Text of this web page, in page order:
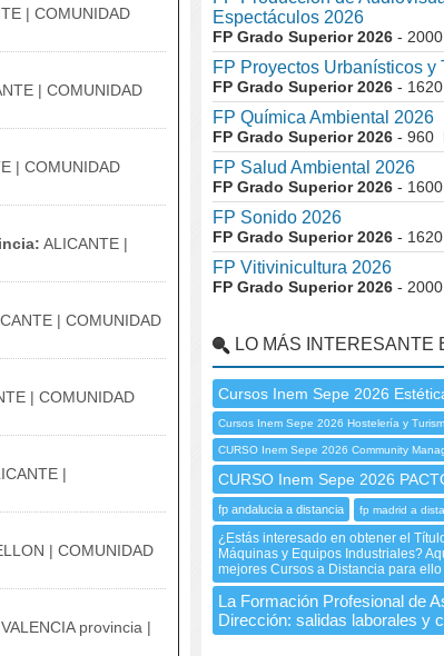
| COMUNIDAD
| COMUNIDAD
| COMUNIDAD
ALICANTE |
| COMUNIDAD
| COMUNIDAD
|
| COMUNIDAD
VALENCIA provincia |
Espectáculos 2026
FP Grado Superior 2026 -
FP Proyectos Urbanísticos y
FP Grado Superior 2026 -
FP Química Ambiental 2026
FP Grado Superior 2026 - 960
FP Salud Ambiental 2026
FP Grado Superior 2026 -
FP Sonido 2026
FP Grado Superior 2026 -
FP Vitivinicultura 2026
FP Grado Superior 2026 -
LO MÁS INTERESANTE
Cursos Inem Sepe 2026
Cursos Inem Sepe 2026 Hostelería y
CURSO Inem Sepe 2026 Community
CURSO Inem Sepe 2026
fp andalucia a distancia fp madrid a
¿Estás interesado en obtener el
Máquinas y Equipos Industriales?
mejores Cursos a Distancia para ello
La Formación Profesional de
Dirección: salidas laborales y